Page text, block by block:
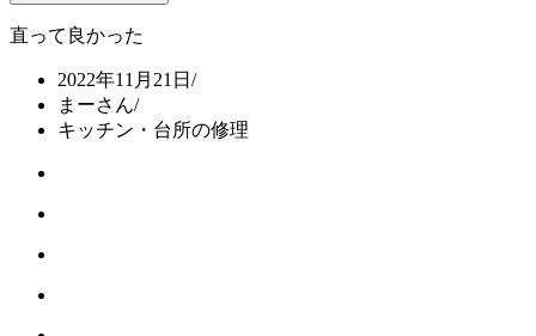
直って良かった
2022年11月21日 /
まーさん/
キッチン・台所の修理